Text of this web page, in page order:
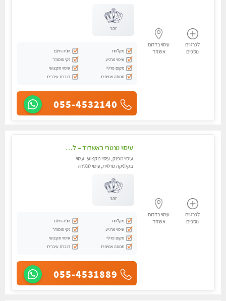
לפרטים
נוספים
עיסוי בדרום
אשדוד
זהב
מקלחת
חניה חינם
עיסוי מרגיע
נקי ומסודר
מקום פרטי
עיסוי מקצועי
תמונה אמיתית
דוברת עיברית
055-4532140
לפרטים
נוספים
עיסוי בדרום
אשדוד
עיסוי טנטרי באשדוד – לא מה שחשבת הרבה יותר ממה שדמיינת
עיסוי מפנק, עיסוי מקצועי, עיסוי
בקלניקה פרטית, עיסוי טנטרה
זהב
מקלחת
חניה חינם
עיסוי מרגיע
נקי ומסודר
מקום פרטי
עיסוי מקצועי
תמונה אמיתית
דוברת עיברית
055-4531889